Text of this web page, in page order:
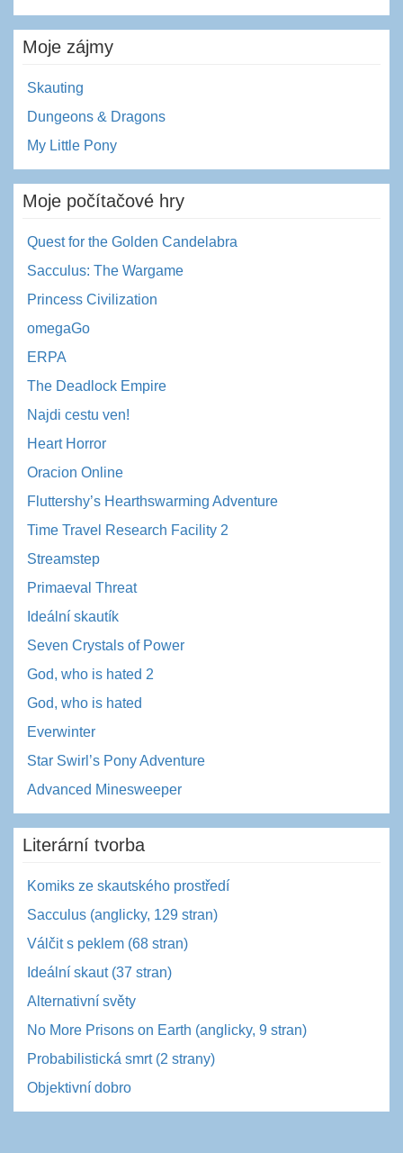
Moje zájmy
Skauting
Dungeons & Dragons
My Little Pony
Moje počítačové hry
Quest for the Golden Candelabra
Sacculus: The Wargame
Princess Civilization
omegaGo
ERPA
The Deadlock Empire
Najdi cestu ven!
Heart Horror
Oracion Online
Fluttershy’s Hearthswarming Adventure
Time Travel Research Facility 2
Streamstep
Primaeval Threat
Ideální skautík
Seven Crystals of Power
God, who is hated 2
God, who is hated
Everwinter
Star Swirl’s Pony Adventure
Advanced Minesweeper
Literární tvorba
Komiks ze skautského prostředí
Sacculus (anglicky, 129 stran)
Válčit s peklem (68 stran)
Ideální skaut (37 stran)
Alternativní světy
No More Prisons on Earth (anglicky, 9 stran)
Probabilistická smrt (2 strany)
Objektivní dobro